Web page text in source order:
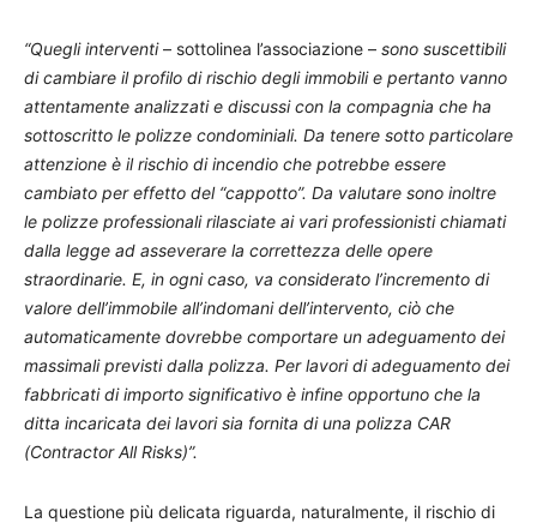
“Quegli interventi– sottolinea l’associazione – sono suscettibili
di cambiare il profilo di rischio degli immobili e pertanto vanno
attentamente analizzati e discussi con la compagnia che ha
sottoscritto le polizze condominiali. Da tenere sotto particolare
attenzione è il rischio di incendio che potrebbe essere
cambiato per effetto del “cappotto”. Da valutare sono inoltre
le polizze professionali rilasciate ai vari professionisti chiamati
dalla legge ad asseverare la correttezza delle opere
straordinarie. E, in ogni caso, va considerato l’incremento di
valore dell’immobile all’indomani dell’intervento, ciò che
automaticamente dovrebbe comportare un adeguamento dei
massimali previsti dalla polizza. Per lavori di adeguamento dei
fabbricati di importo significativo è infine opportuno che la
ditta incaricata dei lavori sia fornita di una polizza CAR
(Contractor All Risks)”.
La questione più delicata riguarda, naturalmente, il rischio di